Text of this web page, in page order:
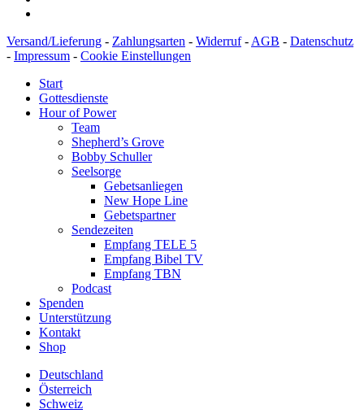
Versand/Lieferung - Zahlungsarten - Widerruf- AGB - Datenschutz
- Impressum - Cookie Einstellungen
Start
Gottesdienste
Hour of Power
Team
Shepherd’s Grove
Bobby Schuller
Seelsorge
Gebetsanliegen
New Hope Line
Gebetspartner
Sendezeiten
Empfang TELE 5
Empfang Bibel TV
Empfang TBN
Podcast
Spenden
Unterstützung
Kontakt
Shop
Deutschland
Österreich
Schweiz